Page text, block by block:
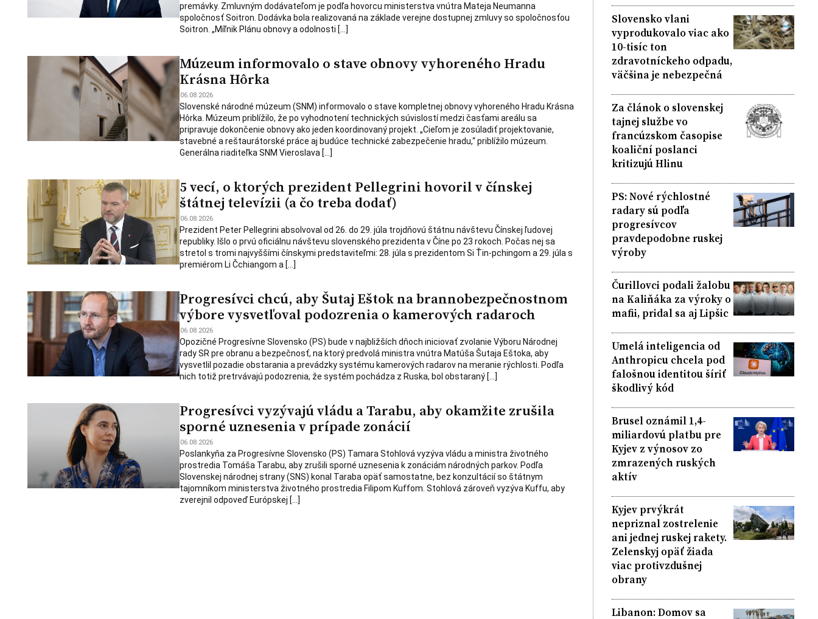
premávky. Zmluvným dodávateľom je podľa hovorcu ministerstva vnútra Mateja Neumanna
spoločnosť Soitron. Dodávka bola realizovaná na základe verejne dostupnej zmluvy so spoločnosťou
Soitron. „Míľnik Plánu obnovy a odolnosti […]
Múzeum informovalo o stave obnovy vyhoreného Hradu
Krásna Hôrka
06.08.2026
Slovenské národné múzeum (SNM) informovalo o stave kompletnej obnovy vyhoreného Hradu Krásna
Hôrka. Múzeum priblížilo, že po vyhodnotení technických súvislostí medzi časťami areálu sa
pripravuje dokončenie obnovy ako jeden koordinovaný projekt. „Cieľom je zosúladiť projektovanie,
stavebné a reštaurátorské práce aj budúce technické zabezpečenie hradu,“ priblížilo múzeum.
Generálna riaditeľka SNM Vieroslava […]
5 vecí, o ktorých prezident Pellegrini hovoril v čínskej
štátnej televízii (a čo treba dodať)
06.08.2026
Prezident Peter Pellegrini absolvoval od 26. do 29. júla trojdňovú štátnu návštevu Čínskej ľudovej
republiky. Išlo o prvú oficiálnu návštevu slovenského prezidenta v Číne po 23 rokoch. Počas nej sa
stretol s tromi najvyššími čínskymi predstaviteľmi: 28. júla s prezidentom Si Ťin-pchingom a 29. júla s
premiérom Li Čchiangom a […]
Progresívci chcú, aby Šutaj Eštok na brannobezpečnostnom
výbore vysvetľoval podozrenia o kamerových radaroch
06.08.2026
Opozičné Progresívne Slovensko (PS) bude v najbližších dňoch iniciovať zvolanie Výboru Národnej
rady SR pre obranu a bezpečnosť, na ktorý predvolá ministra vnútra Matúša Šutaja Eštoka, aby
vysvetlil pozadie obstarania a prevádzky systému kamerových radarov na meranie rýchlosti. Podľa
nich totiž pretrvávajú podozrenia, že systém pochádza z Ruska, bol obstaraný […]
Progresívci vyzývajú vládu a Tarabu, aby okamžite zrušila
sporné uznesenia v prípade zonácií
06.08.2026
Poslankyňa za Progresívne Slovensko (PS) Tamara Stohlová vyzýva vládu a ministra životného
prostredia Tomáša Tarabu, aby zrušili sporné uznesenia k zonáciám národných parkov. Podľa
Slovenskej národnej strany (SNS) konal Taraba opäť samostatne, bez konzultácií so štátnym
tajomníkom ministerstva životného prostredia Filipom Kuffom. Stohlová zároveň vyzýva Kuffu, aby
zverejnil odpoveď Európskej […]
Slovensko vlani
vyprodukovalo viac ako
10-tisíc ton
zdravotníckeho odpadu,
väčšina je nebezpečná
Za článok o slovenskej
tajnej službe vo
francúzskom časopise
koaliční poslanci
kritizujú Hlinu
PS: Nové rýchlostné
radary sú podľa
progresívcov
pravdepodobne ruskej
výroby
Čurillovci podali žalobu
na Kaliňáka za výroky o
mafii, pridal sa aj Lipšic
Umelá inteligencia od
Anthropicu chcela pod
falošnou identitou šíriť
škodlivý kód
Brusel oznámil 1,4-
miliardovú platbu pre
Kyjev z výnosov zo
zmrazených ruských
aktív
Kyjev prvýkrát
nepriznal zostrelenie
ani jednej ruskej rakety.
Zelenskyj opäť žiada
viac protivzdušnej
obrany
Libanon: Domov sa